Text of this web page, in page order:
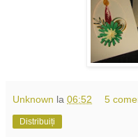
Unknown la 06:52 5
Distribuiți